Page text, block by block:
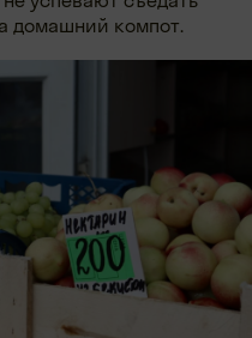
домашний компот.